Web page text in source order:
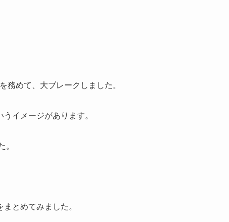
を務めて、大ブレークしました。
イメージがあります。
。
とめてみました。